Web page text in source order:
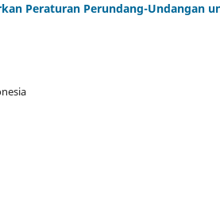
Peraturan Perundang-Undangan